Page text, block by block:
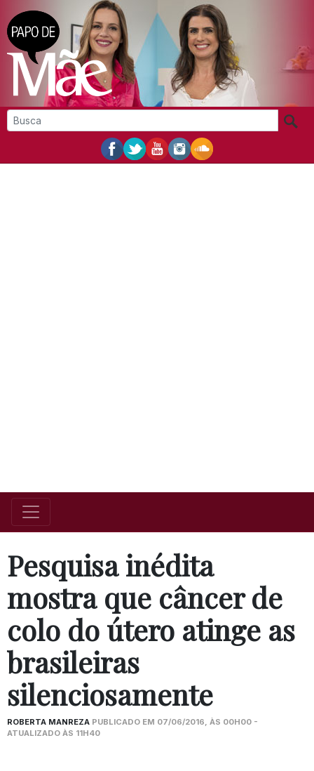
Pesquisa inédita
mostra que câncer de
colo do útero atinge as
brasileiras
silenciosamente
ROBERTA MANREZA PUBLICADO EM 07/06/2016, ÀS 00H00 -
ATUALIZADO ÀS 11H40